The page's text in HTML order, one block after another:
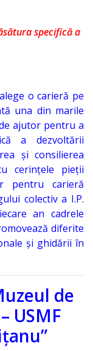
specifică a
o carieră pe
una din marile
ajutor pentru a
a dezvoltării
și consilierea
cerințele pieții
pentru carieră
colectiv a I.P.
an cadrele
diferite
și ghidării în
de
USMF